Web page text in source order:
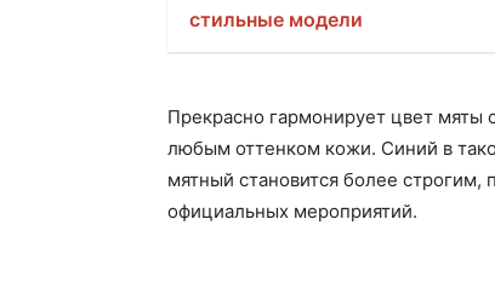
стильные модели
Прекрасно гармонирует цвет мяты
любым оттенком кожи. Синий в
мятный становится более строгим,
официальных мероприятий.